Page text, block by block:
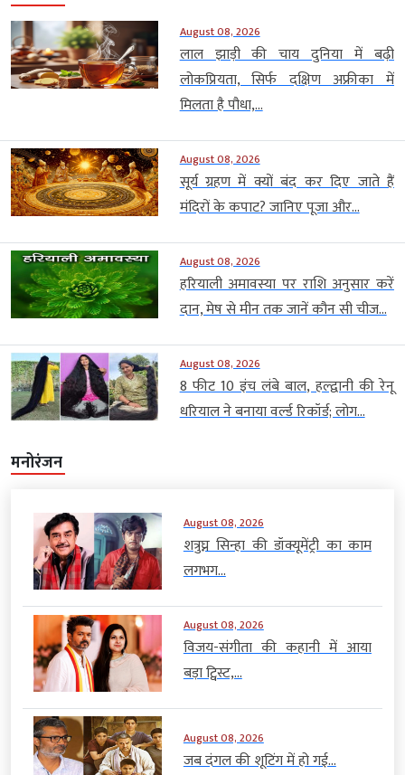
August 08, 2026
लाल झाड़ी की चाय दुनिया में बढ़ी
लोकप्रियता, सिर्फ दक्षिण अफ्रीका में
मिलता है पौधा,...
August 08, 2026
सूर्य ग्रहण में क्यों बंद कर दिए जाते हैं
मंदिरों के कपाट? जानिए पूजा और...
August 08, 2026
हरियाली अमावस्या पर राशि अनुसार करें
दान, मेष से मीन तक जानें कौन सी चीज...
August 08, 2026
8 फीट 10 इंच लंबे बाल, हल्द्वानी की रेनू
धरियाल ने बनाया वर्ल्ड रिकॉर्ड; लोग...
मनोरंजन
August 08, 2026
शत्रुघ्न सिन्हा की डॉक्यूमेंट्री का काम
लगभग...
August 08, 2026
विजय-संगीता की कहानी में आया
बड़ा ट्विस्ट,...
August 08, 2026
जब दंगल की शूटिंग में हो गई...